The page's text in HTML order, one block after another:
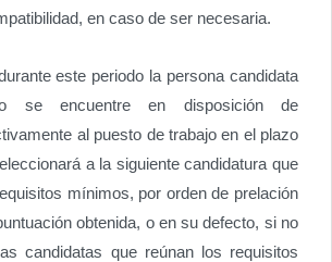
en caso de ser necesaria.
este periodo la persona candidata
se encuentre en disposición de
al puesto de trabajo en el plazo
a la siguiente candidatura que
mínimos, por orden de prelación
obtenida, o en su defecto, si no
candidatas que reúnan los requisitos